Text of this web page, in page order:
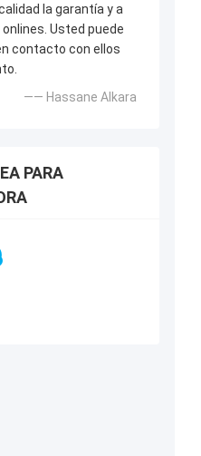
la garantía y a
Usted puede
contacto con ellos
—— Hassane Alkara
PARA